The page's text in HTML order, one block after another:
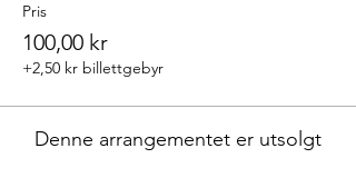
Pris
100,00 kr
+2,50 kr billettgebyr
Denne arrangementet er utsolgt